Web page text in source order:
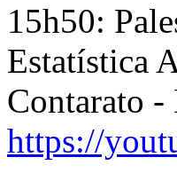
15h50:
Estatística
Contarato
https://